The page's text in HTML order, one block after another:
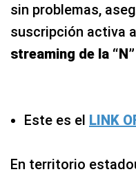
sin problemas,
suscripción activa
streaming de la
Este es el LINK
En territorio